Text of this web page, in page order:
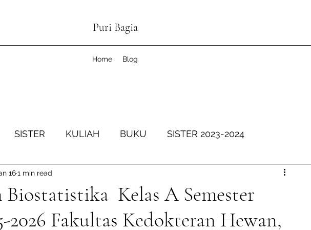
Puri Bagia
Home Blog
SISTER KULIAH BUKU SISTER 2023-2024
SISTER Genap 2024-2025 SISTER Ganjil 2025-2026
Biostatistika Kelas A Semester
2026 Fakultas Kedokteran Hewan,
161 min read